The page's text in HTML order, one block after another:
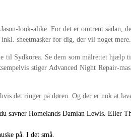
look-alike. For det er omtrent sådan,
inkl. sheetmasker for dig, der vil noget
til Sydkorea. Se dem som målrettet
stiger Advanced Night Repair-
det ringer på døren. Og der er nok at
savner Homelands Damian Lewis. Eller
på. I det små.